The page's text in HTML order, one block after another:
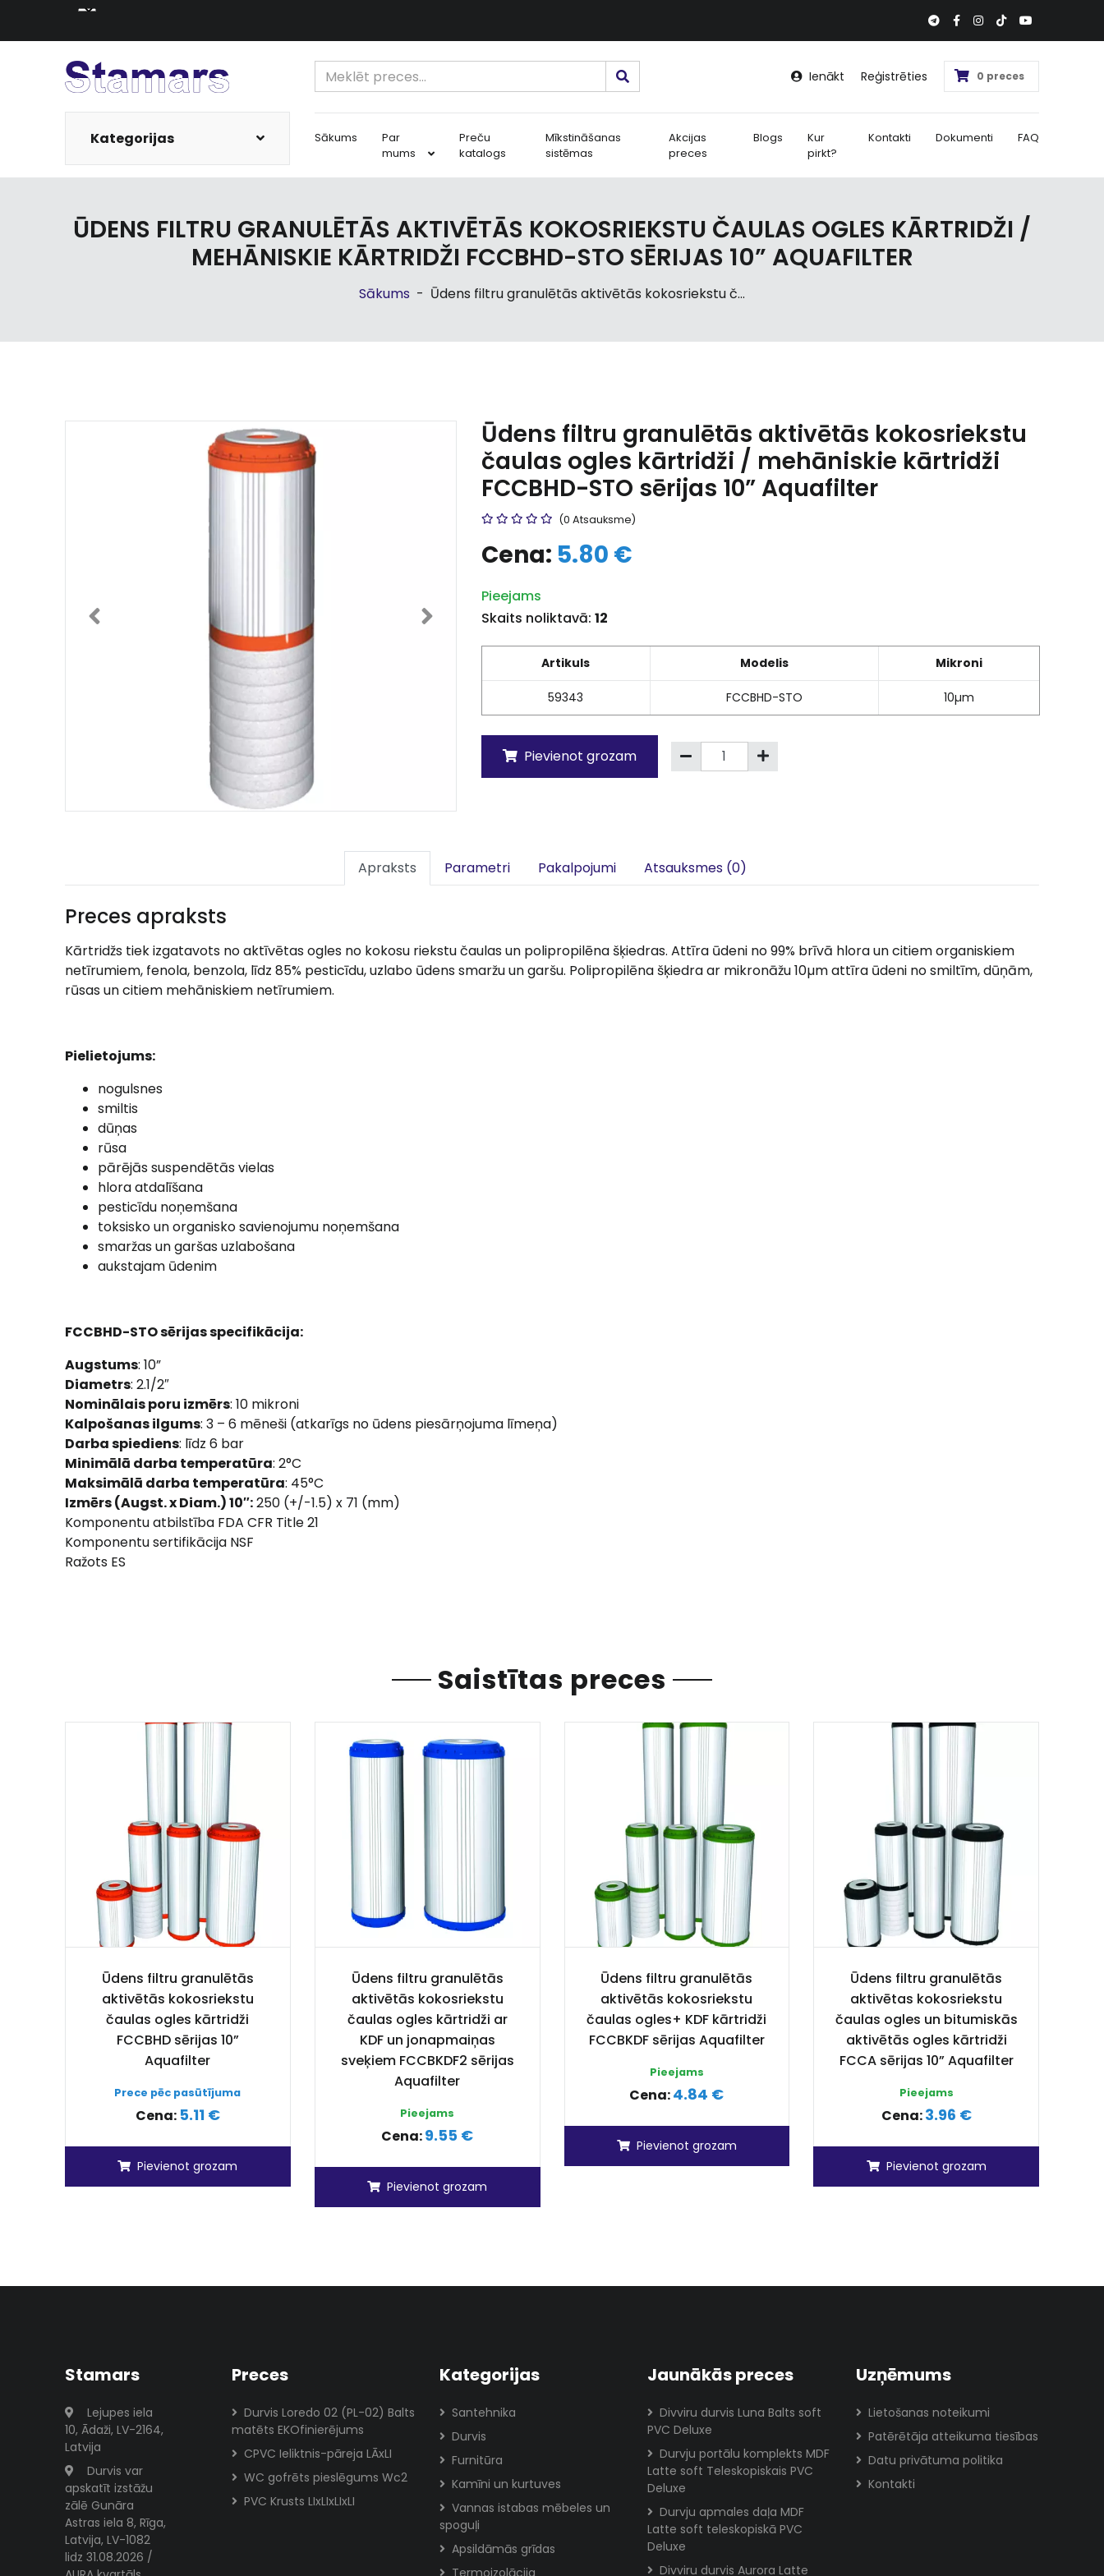
Ienākt Reģistrēties 0 preces
Kategorijas Sākums
Par
mums
Preču
katalogs
Mīkstināšanas
sistēmas
Akcijas
preces
Blogs
Kur
pirkt?
Kontakti Dokumenti FAQ
ŪDENS FILTRU GRANULĒTĀS AKTIVĒTĀS KOKOSRIEKSTU ČAULAS OGLES KĀRTRIDŽI /
MEHĀNISKIE KĀRTRIDŽI FCCBHD-STO SĒRIJAS 10” AQUAFILTER
Sākums - Ūdens filtru granulētās aktivētās kokosriekstu č...
Ūdens filtru granulētās aktivētās kokosriekstu
čaulas ogles kārtridži / mehāniskie kārtridži
FCCBHD-STO sērijas 10” Aquafilter
(0 Atsauksme)
Cena: 5.80 €
Pieejams
Skaits noliktavā: 12
Artikuls Modelis Mikroni
59343 FCCBHD-STO 10µm
Pievienot grozam
Apraksts Parametri Pakalpojumi Atsauksmes (0)
Preces apraksts
Kārtridžs tiek izgatavots no aktīvētas ogles no kokosu riekstu čaulas un polipropilēna šķiedras. Attīra ūdeni no 99% brīvā hlora un citiem organiskiem
netīrumiem, fenola, benzola, līdz 85% pesticīdu, uzlabo ūdens smaržu un garšu. Polipropilēna šķiedra ar mikronāžu 10µm attīra ūdeni no smiltīm, dūņām,
rūsas un citiem mehāniskiem netīrumiem.
Pielietojums:
nogulsnes
smiltis
dūņas
rūsa
pārējās suspendētās vielas
hlora atdalīšana
pesticīdu noņemšana
toksisko un organisko savienojumu noņemšana
smaržas un garšas uzlabošana
aukstajam ūdenim
FCCBHD-STO sērijas specifikācija:
Augstums: 10”
Diametrs: 2.1/2″
Nominālais poru izmērs: 10 mikroni
Kalpošanas ilgums: 3 – 6 mēneši (atkarīgs no ūdens piesārņojuma līmeņa)
Darba spiediens: līdz 6 bar
Minimālā darba temperatūra: 2°C
Maksimālā darba temperatūra: 45°C
Izmērs (Augst. x Diam.) 10″:250 (+/-1.5) x 71 (mm)
Komponentu atbilstība FDA CFR Title 21
Komponentu sertifikācija NSF
Ražots ES
Saistītas preces
Ūdens filtru granulētās
aktivētās kokosriekstu
čaulas ogles kārtridži
FCCBHD sērijas 10”
Aquafilter
Prece pēc pasūtījuma
Cena: 5.11 €
Pievienot grozam
Ūdens filtru granulētās
aktivētās kokosriekstu
čaulas ogles kārtridži ar
KDF un jonapmaiņas
sveķiem FCCBKDF2 sērijas
Aquafilter
Pieejams
Cena:9.55 €
Pievienot grozam
Ūdens filtru granulētās
aktivētās kokosriekstu
čaulas ogles+ KDF kārtridži
FCCBKDF sērijas Aquafilter
Pieejams
Cena:4.84 €
Pievienot grozam
Ūdens filtru granulētās
aktivētas kokosriekstu
čaulas ogles un bitumiskās
aktivētās ogles kārtridži
FCCA sērijas 10” Aquafilter
Pieejams
Cena:3.96 €
Pievienot grozam
Stamars
Lejupes iela
10, Ādaži, LV-2164,
Latvija
Durvis var
apskatīt izstāžu
zālē Gunāra
Astras iela 8, Rīga,
Latvija, LV-1082
lidz 31.08.2026 /
Preces
Durvis Loredo 02 (PL-02) Balts
matēts EKOfinierējums
CPVC Ieliktnis-pāreja LĀxLI
WC gofrēts pieslēgums Wc2
PVC Krusts LIxLIxLIxLI
Kategorijas
Santehnika
Durvis
Furnitūra
Kamīni un kurtuves
Vannas istabas mēbeles un
spoguļi
Apsildāmās grīdas
Termoizolācija
Jaunākās preces
Divviru durvis Luna Balts soft
PVC Deluxe
Durvju portālu komplekts MDF
Latte soft Teleskopiskais PVC
Deluxe
Durvju apmales daļa MDF
Latte soft teleskopiskā PVC
Deluxe
Divviru durvis Aurora Latte
Uzņēmums
Lietošanas noteikumi
Patērētāja atteikuma tiesības
Datu privātuma politika
Kontakti